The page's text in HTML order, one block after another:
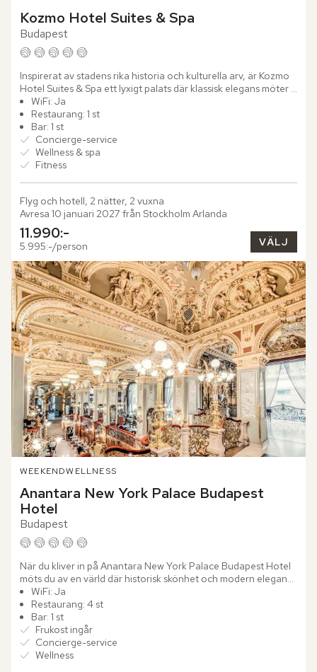
Kozmo Hotel Suites & Spa
Budapest
Inspirerat av stadens rika historia och kulturella arv, är Kozmo
Hotel Suites & Spa ett lyxigt palats där klassisk elegans möter
modern bekvämlighet. Beläget på Pestsidan av staden...
WiFi: Ja
Restaurang: 1 st
Bar: 1 st
Concierge-service
Wellness & spa
Fitness
Flyg och hotell, 2 nätter, 2 vuxna
Avresa 10 januari 2027 från Stockholm Arlanda
11.990:-
5.995:-/person VÄLJ
WEEKENDWELLNESS
Anantara New York Palace Budapest
Hotel
Budapest
När du kliver in på Anantara New York Palace Budapest Hotel
möts du av en värld där historisk skönhet och modern elegans
smälter samman på ett sällsynt sätt. Detta magnifika hotell...
WiFi: Ja
Restaurang: 4 st
Bar: 1 st
Frukost ingår
Concierge-service
Wellness